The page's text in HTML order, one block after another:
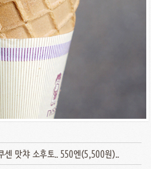
맛챠 소후토.. 550엔(5,500원)..